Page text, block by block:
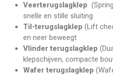
Veerterugslagklep
snelle en stille sluiting
Til-terugslagklep (Lift
en neer beweegt
Vlinder terugslagklep
klepschijven, compacte
Wafer terugslagklep